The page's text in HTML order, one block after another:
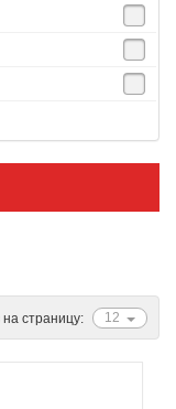
12
на страницу: